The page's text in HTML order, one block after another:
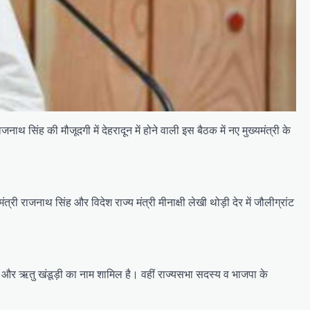
सिंह की मौजूदगी में देहरादून में होने वाली इस बैठक में नए मुख्यमंत्री के
राजनाथ सिंह और विदेश राज्य मंत्री मीनाक्षी लेखी थोड़ी देर में जौलीग्रांट
और ऋतु खंडूड़ी का नाम शामिल है। वहीं राज्यसभा सदस्य व भाजपा के